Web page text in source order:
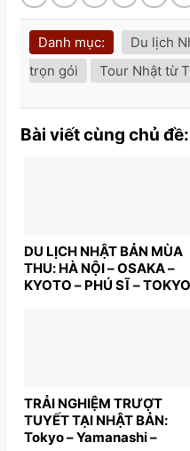
Danh mục: Du lịch
trọn gói
Tour Nhật từ
Bài viết cùng chủ đề:
DU LỊCH NHẬT BẢN MÙA
THU: HÀ NỘI – OSAKA –
KYOTO – PHÚ SĨ – TOKYO
TRẢI NGHIỆM TRƯỢT
TUYẾT TẠI NHẬT BẢN:
Tokyo – Yamanashi –